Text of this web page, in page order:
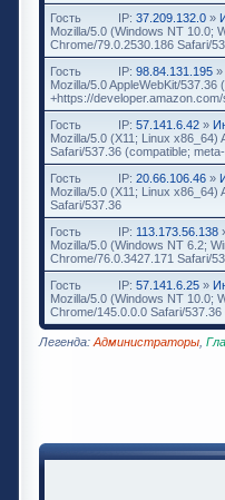
Гость
IP: 37.209.132.0 »
Mozilla/5.0 (Windows NT 10.0;
Chrome/79.0.2530.186 Safari/
Гость
IP: 98.84.131.195 »
Mozilla/5.0 AppleWebKit/
+https://
Гость
IP: 57.141.6.42 »
Mozilla/5.0 (X11; Linux
Safari/537.36 (compatible;
Гость
IP: 20.66.106.46 »
Mozilla/5.0 (X11; Linux
Safari/537.36
Гость
IP: 113.173.56.138
Mozilla/5.0 (Windows NT 6.2;
Chrome/76.0.3427.171 Safari/
Гость
IP: 57.141.6.25 »
Mozilla/5.0 (Windows NT 10.0;
Chrome/145.0.0.0 Safari/
Легенда: Администраторы